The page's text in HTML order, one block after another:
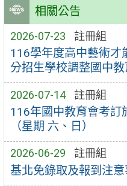
相關公告
2026-07-23 註冊組
116學年度高中藝術才
分招生學校調整國中
2026-07-14 註冊組
116年國中教育會考訂
（星期 六、日）
2026-06-29 註冊組
基北免錄取及報到注